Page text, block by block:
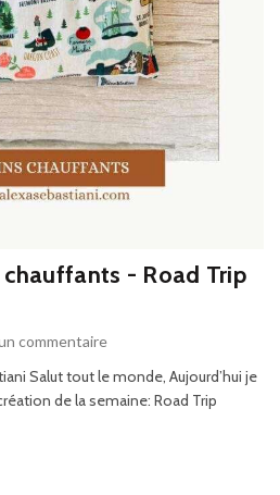
- Road Trip
commentaire
Salut tout le monde, Aujourd’hui je
de la semaine: Road Trip